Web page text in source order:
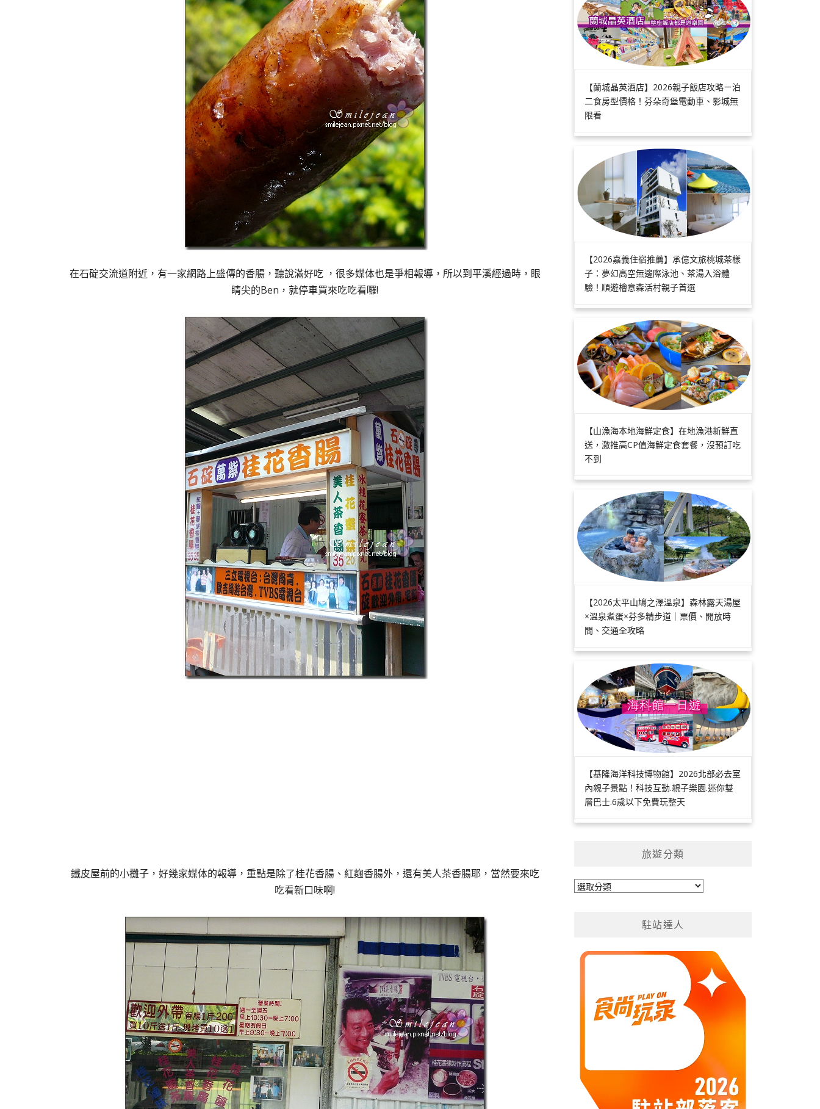
在石碇交流道附近，有一家網路上盛傳的香腸，聽說滿好吃 ，很多媒体也是爭相報導，所以到平溪經過時，眼
睛尖的Ben，就停車買來吃吃看囉!
鐵皮屋前的小攤子，好幾家媒体的報導，重點是除了桂花香腸、紅麴香腸外，還有美人茶香腸耶，當然要來吃
吃看新口味啊!
【蘭城晶英酒店】2026親子飯店攻略ㄧ泊
二食房型價格！芬朵奇堡電動車、影城無
限看
【2026嘉義住宿推薦】承億文旅桃城茶樣
子：夢幻高空無邊際泳池、茶湯入浴體
驗！順遊檜意森活村親子首選
【山漁海本地海鮮定食】在地漁港新鮮直
送，激推高CP值海鮮定食套餐，沒預訂吃
不到
【2026太平山鳩之澤溫泉】森林露天湯屋
×溫泉煮蛋×芬多精步道｜票價、開放時
間、交通全攻略
【基隆海洋科技博物館】2026北部必去室
內親子景點！科技互動.親子樂園.迷你雙
層巴士.6歲以下免費玩整天
旅遊分類
旅
駐站達人